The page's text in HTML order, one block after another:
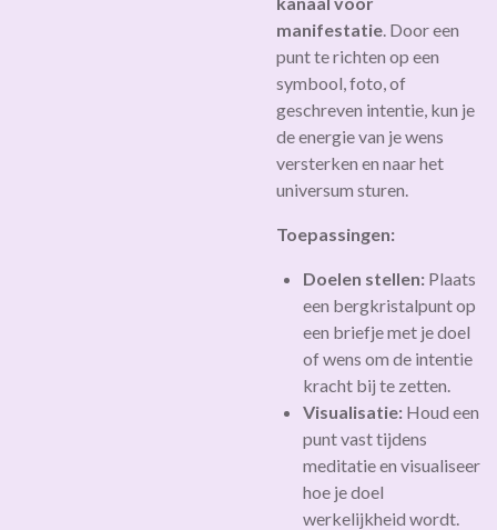
manifestatie. Door een
punt te richten op een
symbool, foto, of
geschreven intentie, kun je
de energie van je wens
versterken en naar het
universum sturen.
Toepassingen:
Doelen stellen: Plaats
een bergkristalpunt op
een briefje met je doel
of wens om de intentie
kracht bij te zetten.
Visualisatie: Houd een
punt vast tijdens
meditatie en visualiseer
hoe je doel
werkelijkheid wordt.